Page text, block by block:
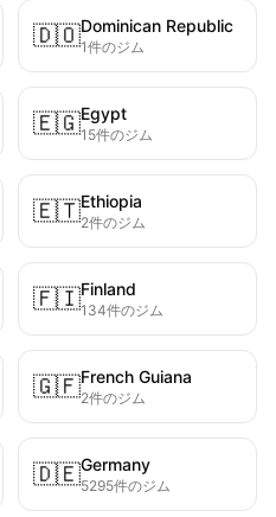
🇩🇴Dominican Republic
1件のジム
🇪🇬Egypt
15件のジム
🇪🇹Ethiopia
2件のジム
🇫🇮Finland
134件のジム
🇬🇫French Guiana
2件のジム
🇩🇪Germany
5295件のジム